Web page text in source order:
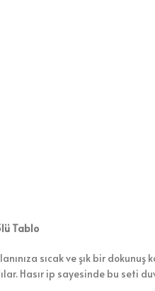
Tablo
sıcak ve şık bir
Hasır ip sayesinde bu seti